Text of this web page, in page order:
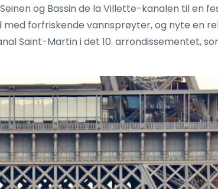
og Bassin de la Villette-kanalen til en
forfriskende vannsprøyter, og nyte en
Saint-Martin i det 10. arrondissementet,